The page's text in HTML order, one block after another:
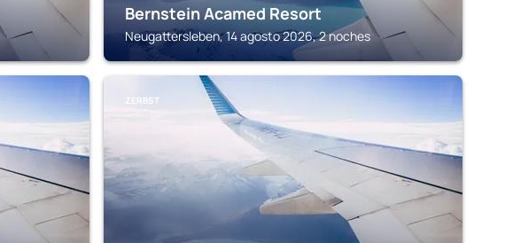
Bernstein Acamed Resort
Neugattersleben, 14 agosto 2026, 2 noches
ZERBST